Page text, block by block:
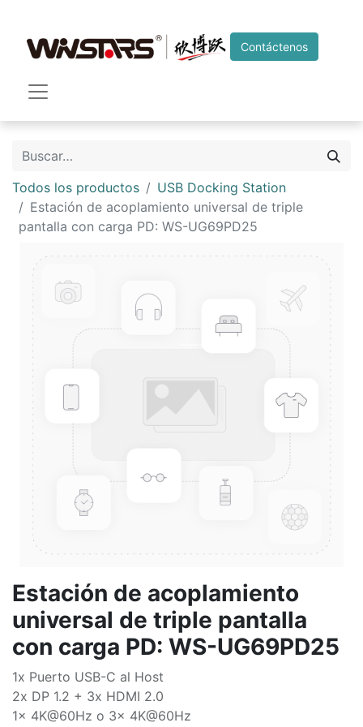
Contáctenos
Todos los productos
USB Docking Station
Estación de acoplamiento universal de triple
pantalla con carga PD: WS-UG69PD25
Estación de acoplamiento
universal de triple pantalla
con carga PD: WS-UG69PD25
1x Puerto USB-C al Host
2x DP 1.2 + 3x HDMI 2.0
1x 4K@60Hz o 3x 4K@60Hz